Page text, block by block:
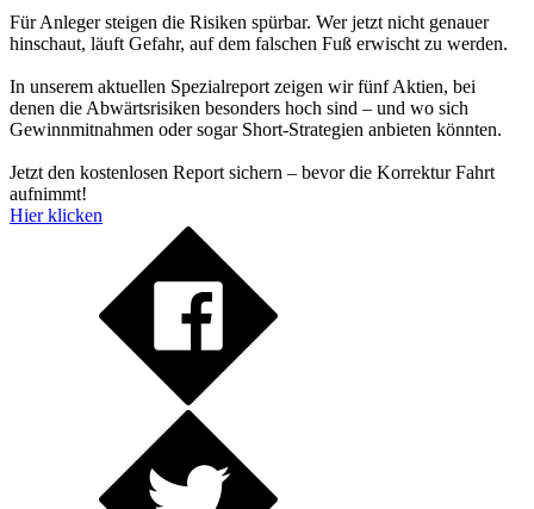
Für Anleger steigen die Risiken spürbar. Wer jetzt nicht genauer
hinschaut, läuft Gefahr, auf dem falschen Fuß erwischt zu werden.
In unserem aktuellen Spezialreport zeigen wir fünf Aktien, bei
denen die Abwärtsrisiken besonders hoch sind – und wo sich
Gewinnmitnahmen oder sogar Short-Strategien anbieten könnten.
Jetzt den kostenlosen Report sichern – bevor die Korrektur Fahrt
aufnimmt!
Hier klicken